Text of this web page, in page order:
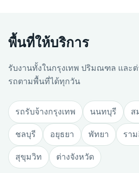
พื้นที่ให้บริการ
รับงานทั้งในกรุงเทพ ปริมณฑล และ
รถตามพื้นที่ได้ทุกวัน
รถรับจ้างกรุงเทพ นนทบุรี ส
ชลบุรี อยุธยา พัทยา รา
สุขุมวิท ต่างจังหวัด